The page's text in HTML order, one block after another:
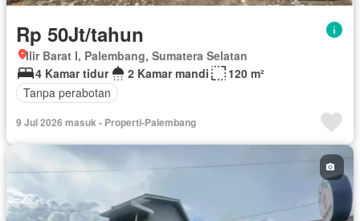
Rp 50Jt/tahun
Ilir Barat I, Palembang, Sumatera Selatan
4 Kamar tidur
2 Kamar mandi
120 m²
Tanpa perabotan
9 Jul 2026 masuk - Properti-Palembang